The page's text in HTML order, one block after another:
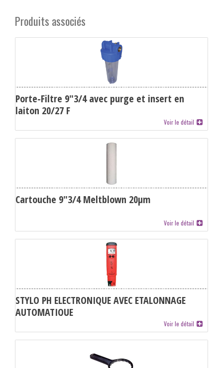
Produits associés
Porte-Filtre 9"3/4 avec purge et insert en
laiton 20/27 F
Voir le détail
Cartouche 9"3/4 Meltblown 20µm
Voir le détail
STYLO PH ELECTRONIQUE AVEC ETALONNAGE
AUTOMATIQUE
Voir le détail